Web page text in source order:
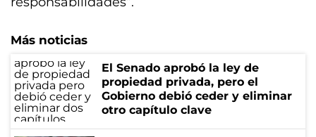
Más noticias
El Senado aprobó la ley de
propiedad privada, pero el
Gobierno debió ceder y eliminar
otro capítulo clave